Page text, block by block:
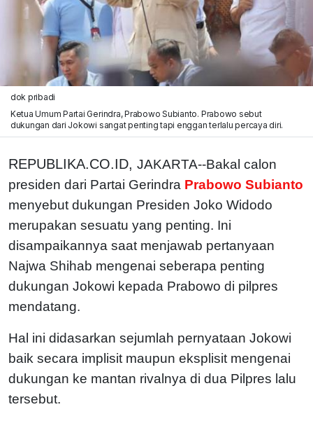
dok pribadi
Ketua Umum Partai Gerindra, Prabowo Subianto. Prabowo sebut
dukungan dari Jokowi sangat penting tapi enggan terlalu percaya diri.
REPUBLIKA.CO.ID, JAKARTA--Bakal calon
presiden dari Partai Gerindra Prabowo Subianto
menyebut dukungan Presiden Joko Widodo
merupakan sesuatu yang penting. Ini
disampaikannya saat menjawab pertanyaan
Najwa Shihab mengenai seberapa penting
dukungan Jokowi kepada Prabowo di pilpres
mendatang.
Hal ini didasarkan sejumlah pernyataan Jokowi
baik secara implisit maupun eksplisit mengenai
dukungan ke mantan rivalnya di dua Pilpres lalu
tersebut.